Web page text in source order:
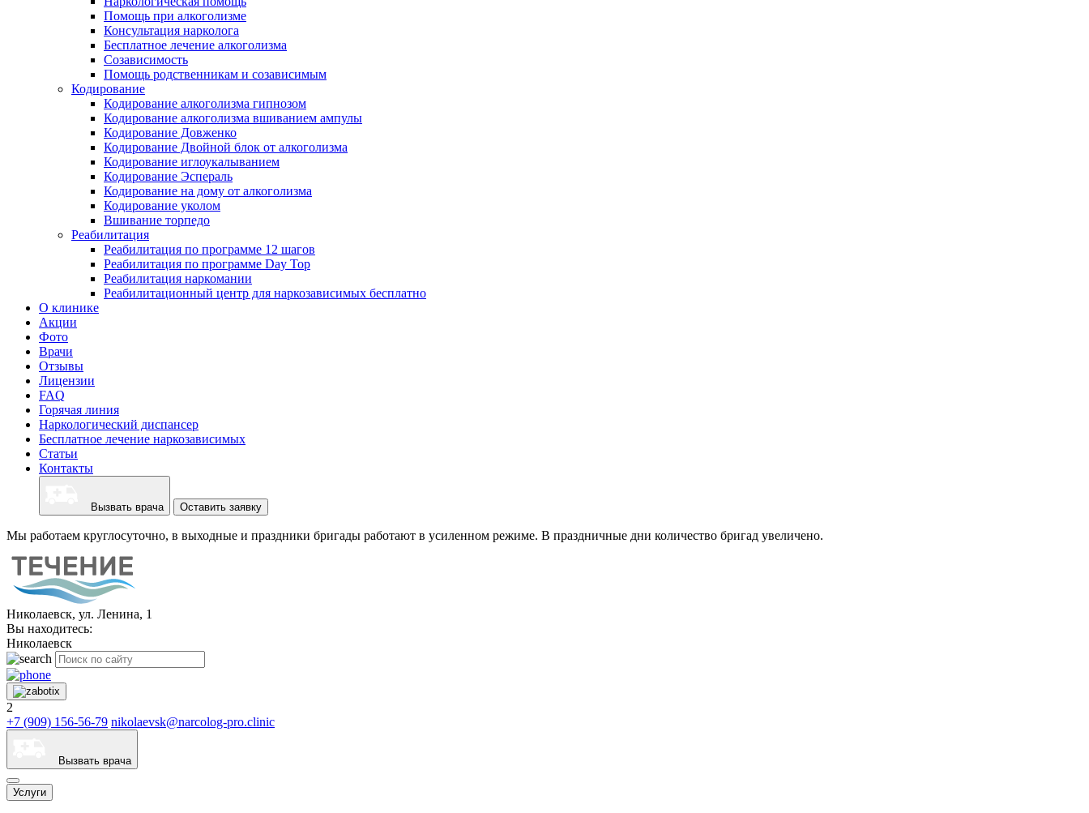
Помощь при алкоголизме
Консультация нарколога
Бесплатное лечение алкоголизма
Созависимость
Помощь родственникам и созависимым
Кодирование
Кодирование алкоголизма гипнозом
Кодирование алкоголизма вшиванием ампулы
Кодирование Довженко
Кодирование Двойной блок от алкоголизма
Кодирование иглоукалыванием
Кодирование Эспераль
Кодирование на дому от алкоголизма
Кодирование уколом
Вшивание торпедо
Реабилитация
Реабилитация по программе 12 шагов
Реабилитация по программе Day Top
Реабилитация наркомании
Реабилитационный центр для наркозависимых бесплатно
О клинике
Акции
Фото
Врачи
Отзывы
Лицензии
FAQ
Горячая линия
Наркологический диспансер
Бесплатное лечение наркозависимых
Статьи
Контакты
Вызвать врача Оставить заявку
Мы работаем круглосуточно, в выходные и праздники бригады работают в усиленном режиме. В праздничные дни количество бригад увеличено.
Николаевск, ул. Ленина, 1
Вы находитесь:
Николаевск
2
+7 (909) 156-56-79 nikolaevsk@narcolog-pro.clinic
Вызвать врача
Услуги